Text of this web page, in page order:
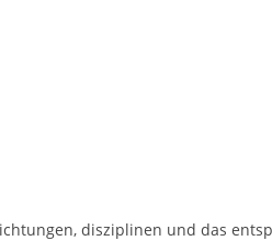
disziplinen und das